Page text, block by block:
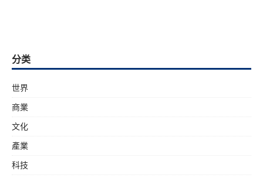
分类
世界
商業
文化
產業
科技